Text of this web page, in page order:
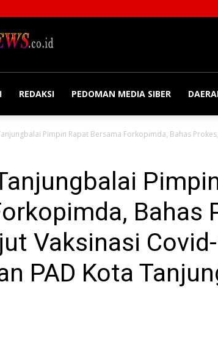
REDAKSI PEDOMAN MEDIA SIBER
Pimpin Rapat Bersama Forkopimda, Bahas
Bahas
Vaksinasi
PAD Kota